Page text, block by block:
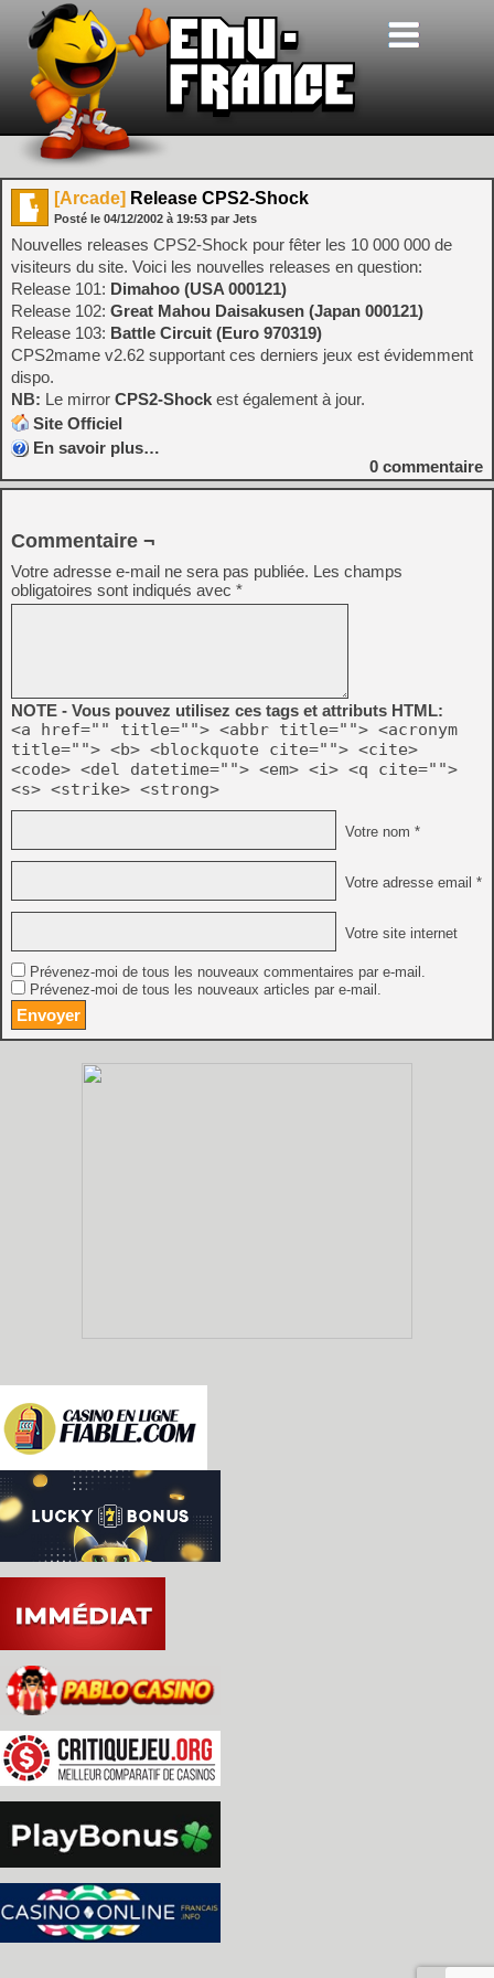
[Arcade] Release CPS2-Shock
Posté le 04/12/2002 à 19:53 par Jets
Nouvelles releases CPS2-Shock pour fêter les 10 000 000 de
visiteurs du site. Voici les nouvelles releases en question:
Release 101: Dimahoo (USA 000121)
Release 102: Great Mahou Daisakusen (Japan 000121)
Release 103: Battle Circuit (Euro 970319)
CPS2mame v2.62 supportant ces derniers jeux est évidemment
dispo.
NB: Le mirror CPS2-Shock est également à jour.
Site Officiel
En savoir plus…
0 commentaire
Commentaire ¬
Votre adresse e-mail ne sera pas publiée. Les champs
obligatoires sont indiqués avec *
NOTE - Vous pouvez utilisez ces tags et attributs HTML:
<a href="" title=""> <abbr title=""> <acronym
title=""> <b> <blockquote cite=""> <cite>
<code> <del datetime=""> <em> <i> <q cite="">
<s> <strike> <strong>
Votre nom *
Votre adresse email *
Votre site internet
Prévenez-moi de tous les nouveaux commentaires par e-mail.
Prévenez-moi de tous les nouveaux articles par e-mail.